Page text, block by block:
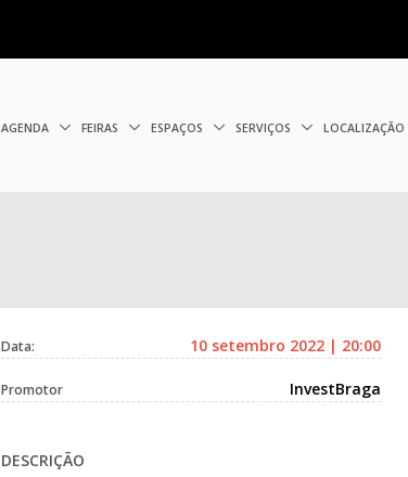
AGENDA FEIRAS ESPAÇOS SERVIÇOS LOCALIZAÇÃO
Data: 10 setembro 2022 | 20:00
Promotor InvestBraga
DESCRIÇÃO